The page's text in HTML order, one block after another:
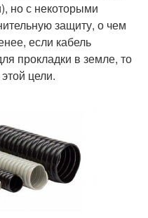
но с некоторыми
защиту, о чем
если кабель
прокладки в земле, то
цели.